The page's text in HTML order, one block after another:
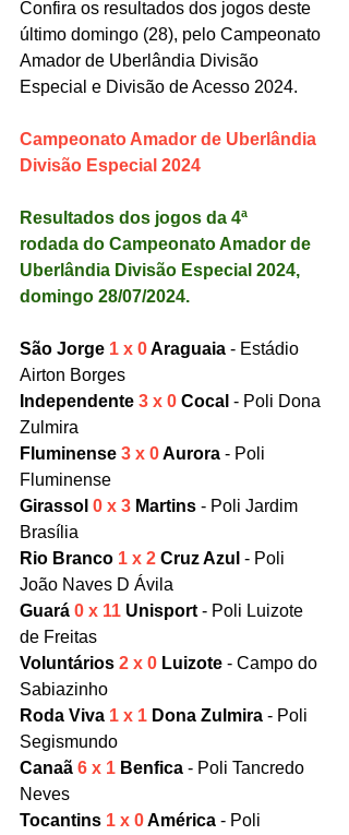
Confira os resultados dos jogos deste
último domingo (28), pelo Campeonato
Amador de Uberlândia Divisão
Especial e Divisão de Acesso 2024.
Campeonato Amador de Uberlândia
Divisão Especial 2024
Resultados dos jogos da 4ª
rodada do Campeonato Amador de
Uberlândia Divisão Especial 2024,
domingo 28/07/2024.
São Jorge 1 x 0 Araguaia - Estádio
Airton Borges
Independente 3 x 0 Cocal - Poli Dona
Zulmira
Fluminense 3 x 0 Aurora - Poli
Fluminense
Girassol 0 x 3 Martins - Poli Jardim
Brasília
Rio Branco 1 x 2 Cruz Azul - Poli
João Naves D Ávila
Guará 0 x 11 Unisport - Poli Luizote
de Freitas
Voluntários 2 x 0 Luizote - Campo do
Sabiazinho
Roda Viva 1 x 1 Dona Zulmira - Poli
Segismundo
Canaã 6 x 1 Benfica - Poli Tancredo
Neves
Tocantins 1 x 0 América - Poli